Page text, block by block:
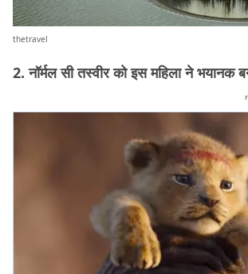
thetravel
2. नॉर्मल सी तस्वीर को इस महिला ने भयानक